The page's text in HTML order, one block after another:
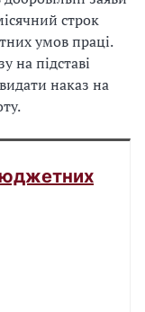
строк
умов праці.
на підставі
наказ на